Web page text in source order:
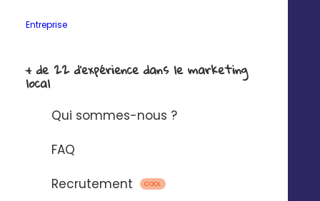
Entreprise
+ de 22 d'expérience dans le marketing
local
Qui sommes-nous ?
FAQ
Recrutement
COOL
personnalisée
pages locales